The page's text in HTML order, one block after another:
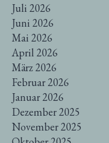
Juli 2026
Juni 2026
Mai 2026
April 2026
März 2026
Februar 2026
Januar 2026
Dezember 2025
November 2025